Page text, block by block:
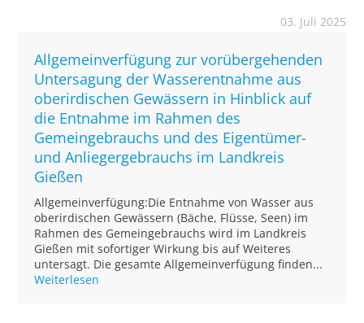
03. Juli 2025
Allgemeinverfügung zur vorübergehenden
Untersagung der Wasserentnahme aus
oberirdischen Gewässern in Hinblick auf
die Entnahme im Rahmen des
Gemeingebrauchs und des Eigentümer-
und Anliegergebrauchs im Landkreis
Gießen
Allgemeinverfügung:Die Entnahme von Wasser aus
oberirdischen Gewässern (Bäche, Flüsse, Seen) im
Rahmen des Gemeingebrauchs wird im Landkreis
Gießen mit sofortiger Wirkung bis auf Weiteres
untersagt. Die gesamte Allgemeinverfügung finden...
Weiterlesen